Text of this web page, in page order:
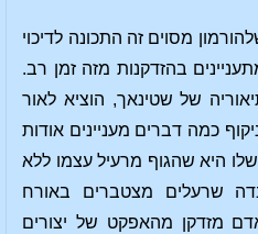
מסוים זה התכונה לדיכוי
בהזדקנות מזה זמן רב.
של שטינאך, הוציא לאור
כמה דברים מעניינים אודות
היא שהגוף מרעיל עצמו ללא
שרעלים מצטברים באורח
מזדקן מהאפקט של יצורים